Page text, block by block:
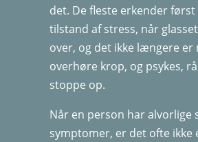
det. De fleste erkender først
tilstand af stress, når
over, og det ikke længere er
overhøre krop, og psykes,
stoppe op.
Når en person har alvorlige
symptomer, er det ofte ikke